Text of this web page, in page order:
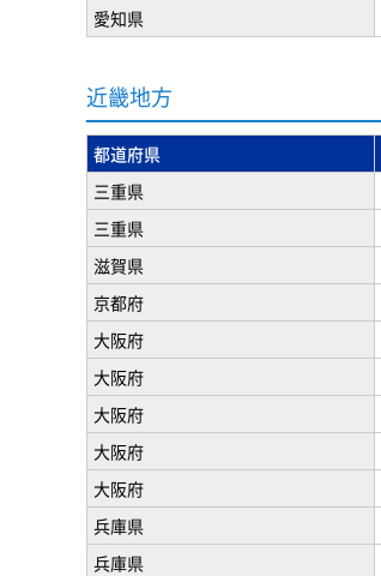
愛知県
近畿地方
都道府県
三重県
三重県
滋賀県
京都府
大阪府
大阪府
大阪府
大阪府
大阪府
兵庫県
兵庫県